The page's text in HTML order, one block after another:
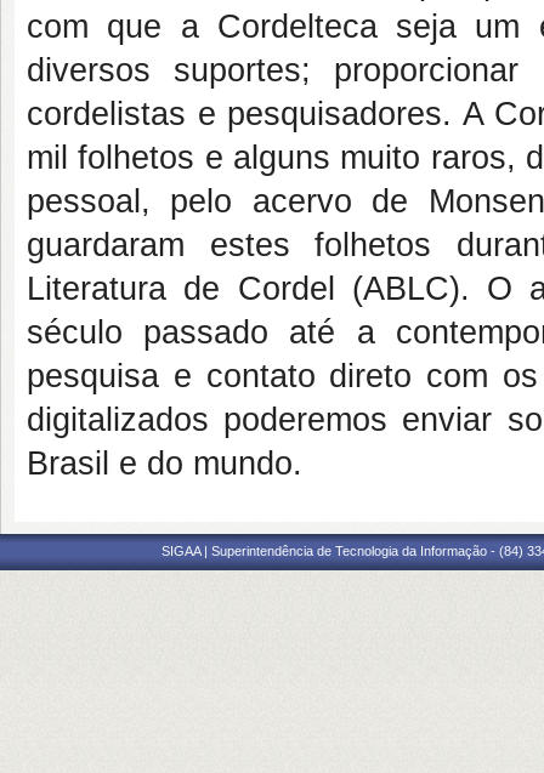
com que a Cordelteca seja um
diversos suportes;
cordelistas e pesquisadores. A
mil folhetos e alguns muito raros,
pessoal, pelo acervo de
guardaram estes folhetos
Literatura de Cordel (ABLC). O
século passado até a
pesquisa e contato direto com
digitalizados poderemos enviar
Brasil e do mundo.
SIGAA | Superintendência de Tecnologia da Informação - (84)